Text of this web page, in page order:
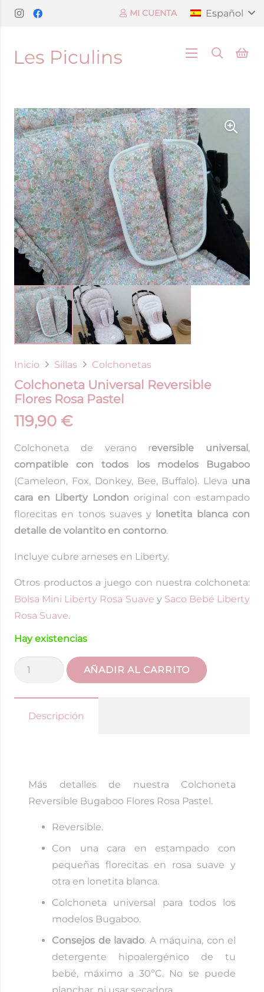
MI CUENTA Español
Inicio Sillas Colchonetas
Colchoneta Universal Reversible
Flores Rosa Pastel
119,90 €
Colchoneta de verano reversible universal ,
compatible con todos los modelos Bugaboo
(Cameleon, Fox, Donkey, Bee, Buffalo). Lleva una
cara en Liberty London original con estampado
florecitas en tonos suaves y
lonetita blanca con
detalle de volantito en contorno.
Incluye cubre arneses en Liberty.
Otros productos a juego con nuestra colchoneta:
Bolsa Mini Liberty Rosa Suave y Saco Bebé Liberty
Rosa Suave.
Hay existencias
Colchoneta
Reversible
Flores
AÑADIR AL CARRITO
Descripción
Más detalles de nuestra Colchoneta
Reversible Bugaboo Flores Rosa Pastel.
Reversible.
Con una cara en estampado con
pequeñas florecitas en rosa suave y
otra en lonetita blanca.
Colchoneta universal para todos los
modelos Bugaboo.
Consejos de lavado. A máquina, con el
detergente hipoalergénico de tu
bebé, máximo a 30ºC. No se puede